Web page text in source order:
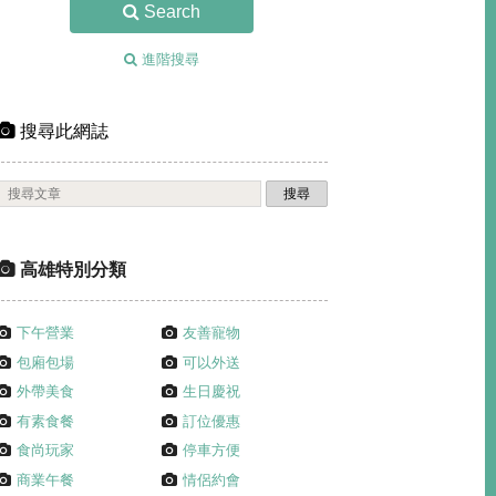
Search
進階搜尋
搜尋此網誌
高雄特別分類
下午營業
友善寵物
包廂包場
可以外送
外帶美食
生日慶祝
有素食餐
訂位優惠
食尚玩家
停車方便
商業午餐
情侶約會